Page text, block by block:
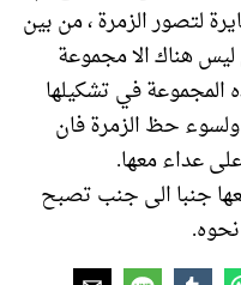
لتصور الزمرة ، من بين
هناك الا مجموعة
في تشكيلها
حظ الزمرة فان
عداء معها.
جنبا الى جنب تصبح